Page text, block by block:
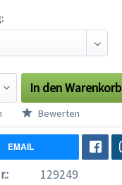
In den Warenkorb
Bewerten
EMAIL
129249